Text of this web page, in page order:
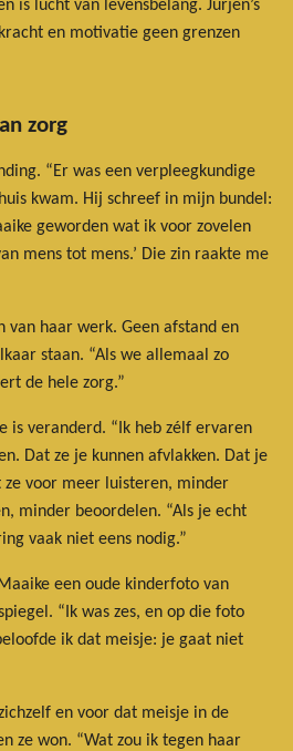
is lucht van levensbelang. Jurjen’s
en motivatie geen grenzen
zorg
“Er was een verpleegkundige
kwam. Hij schreef in mijn bundel:
geworden wat ik voor zovelen
mens tot mens.’ Die zin raakte me
van haar werk. Geen afstand en
staan. “Als we allemaal zo
de hele zorg.”
is veranderd. “Ik heb zélf ervaren
Dat ze je kunnen afvlakken. Dat je
voor meer luisteren, minder
minder beoordelen. “Als je echt
vaak niet eens nodig.”
een oude kinderfoto van
“Ik was zes, en op die foto
ik dat meisje: je gaat niet
en voor dat meisje in de
ze won. “Wat zou ik tegen haar